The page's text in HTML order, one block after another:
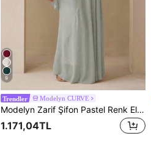
9
Trendler Modelyn CURVE
Modelyn Zarif Şifon Pastel Renk Elbise, Öğretmenler İçin Uygun, Okula Dönüş, Büyük Beden, Sonbahar
1.171,04TL